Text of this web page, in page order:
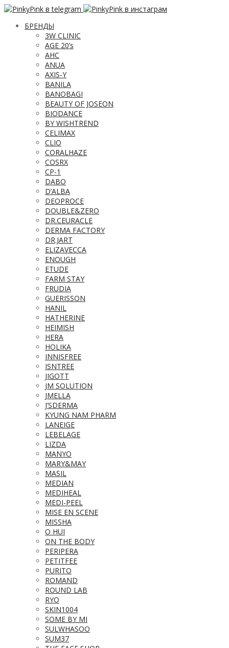
БРЕНДЫ
3W CLINIC
AGE 20’s
AHC
ANUA
AXIS-Y
BANILA
BANOBAGI
BEAUTY OF JOSEON
BIODANCE
BY WISHTREND
CELIMAX
CLIO
CORALHAZE
COSRX
CP-1
DABO
D’ALBA
DEOPROCE
DOUBLE&ZERO
DR.CEURACLE
DERMA FACTORY
DR.JART
ELIZAVECCA
ENOUGH
ETUDE
FARM STAY
FRUDIA
GUERISSON
HANIL
HATHERINE
HEIMISH
HERA
HOLIKA
INNISFREE
ISNTREE
JIGOTT
JM SOLUTION
JMELLA
J’SDERMA
KYUNG NAM PHARM
LANEIGE
LEBELAGE
LIZDA
MANYO
MARY&MAY
MASIL
MEDIAN
MEDIHEAL
MEDI-PEEL
MISE EN SCENE
MISSHA
O HUI
ON THE BODY
PERIPERA
PETITFEE
PURITO
ROMAND
ROUND LAB
RYO
SKIN1004
SOME BY MI
SULWHASOO
SUM37